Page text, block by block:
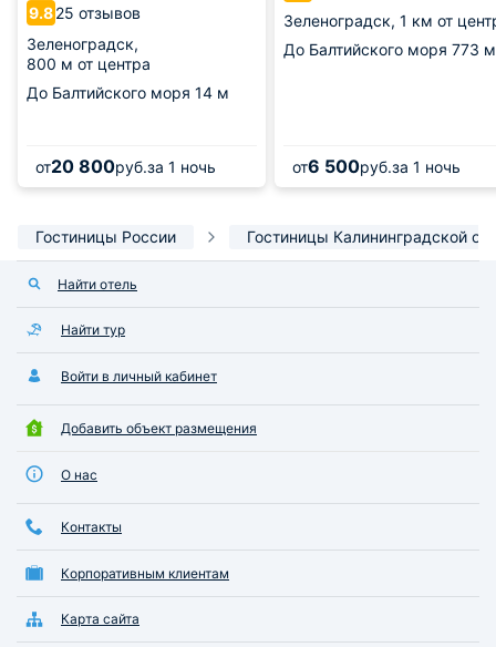
9.825 отзывов
Зеленоградск,
800 м от центра
До Балтийского моря 14 м
от20 800руб.за 1 ночь
Зеленоградск, 1 км от
До Балтийского моря 773 м
от6 500руб.за 1 ночь
Гостиницы России Гостиницы Калининградской
Найти отель
Найти тур
Войти в личный кабинет
Добавить объект размещения
О нас
Контакты
Корпоративным клиентам
Карта сайта